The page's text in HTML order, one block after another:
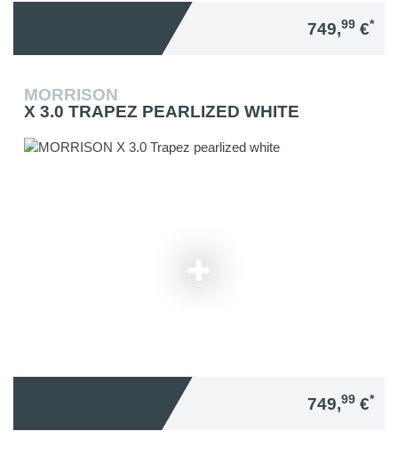
749,99 €*
MORRISON
X 3.0 TRAPEZ PEARLIZED WHITE
749,99 €*